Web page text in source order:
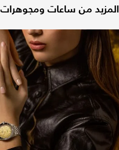
المزيد من ساعات ومجوهرات